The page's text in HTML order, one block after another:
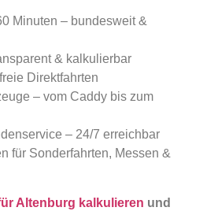
Minuten – bundesweit &
& kalkulierbar
Direktfahrten
– vom Caddy bis zum
– 24/7 erreichbar
für Sonderfahrten, Messen &
Altenburg kalkulieren und